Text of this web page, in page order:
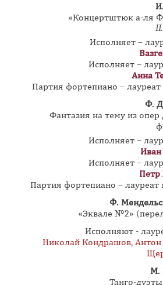
«Концертштюк а-ля
Исполняет –
Исполняет –
Анна
Партия фортепиано –
Ф.
Фантазия на тему из
Исполняет –
Исполняет –
Петр
Партия фортепиано –
Ф.
«Эквале №2»
Исполняют -
Николай Кондрашов, Антон
М.
Танго-